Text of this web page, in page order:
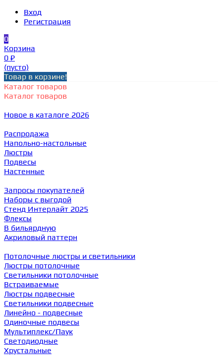
Вход
Регистрация
0
Корзина
0 ₽
(пусто)
Товар в корзине!
Каталог товаров
Каталог товаров
Новое в каталоге 2026
Распродажа
Напольно-настольные
Люстры
Подвесы
Настенные
Запросы покупателей
Наборы с выгодой
Стенд Интерлайт 2025
Флексы
В бильярдную
Акриловый паттерн
Потолочные люстры и светильники
Люстры потолочные
Светильники потолочные
Встраиваемые
Люстры подвесные
Светильники подвесные
Линейно - подвесные
Одиночные подвесы
Мультиплекс/Паук
Светодиодные
Хрустальные